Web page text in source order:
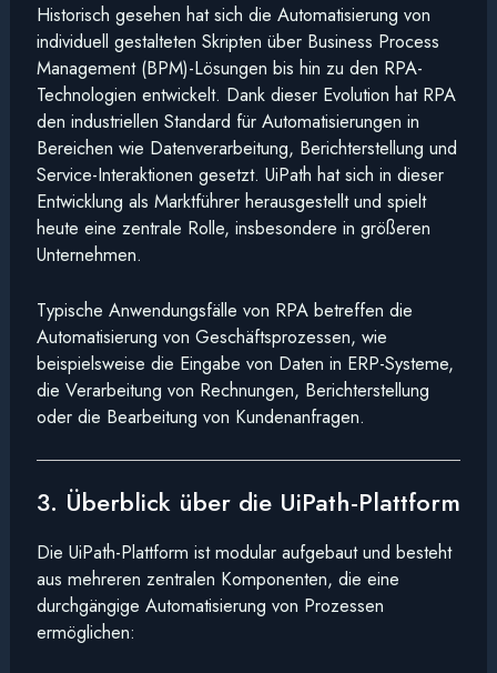
Historisch gesehen hat sich die Automatisierung von
individuell gestalteten Skripten über Business Process
Management (BPM)-Lösungen bis hin zu den RPA-
Technologien entwickelt. Dank dieser Evolution hat RPA
den industriellen Standard für Automatisierungen in
Bereichen wie Datenverarbeitung, Berichterstellung und
Service-Interaktionen gesetzt. UiPath hat sich in dieser
Entwicklung als Marktführer herausgestellt und spielt
heute eine zentrale Rolle, insbesondere in größeren
Unternehmen.
Typische Anwendungsfälle von RPA betreffen die
Automatisierung von Geschäftsprozessen, wie
beispielsweise die Eingabe von Daten in ERP-Systeme,
die Verarbeitung von Rechnungen, Berichterstellung
oder die Bearbeitung von Kundenanfragen.
3. Überblick über die UiPath-Plattform
Die UiPath-Plattform ist modular aufgebaut und besteht
aus mehreren zentralen Komponenten, die eine
durchgängige Automatisierung von Prozessen
ermöglichen: